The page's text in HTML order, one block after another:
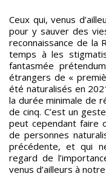
Ceux qui, venus
pour y sauver des
reconnaissance de la
temps à les
fantasmée
étrangers de «
été naturalisés en
la durée minimale de
de cinq. C’est un
peut cependant faire
de personnes
précédente, et qui
regard de
venus d’ailleurs à